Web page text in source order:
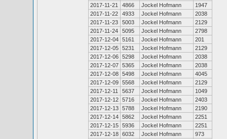
2017-11-21
4866 Jockel Hofmann
1947
2017-11-22
4933 Jockel Hofmann
2038
2017-11-23
5003 Jockel Hofmann
2129
2017-11-24
5095 Jockel Hofmann
2798
2017-12-04 5161 Jockel Hofmann
201
2017-12-05 5231 Jockel Hofmann
2129
2017-12-06 5298 Jockel Hofmann
2038
2017-12-07 5365 Jockel Hofmann
2038
2017-12-08 5498 Jockel Hofmann
4045
2017-12-09 5568 Jockel Hofmann
2129
2017-12-11
5637 Jockel Hofmann
1049
2017-12-12 5716 Jockel Hofmann
2403
2017-12-13 5788 Jockel Hofmann
2190
2017-12-14 5862 Jockel Hofmann
2251
2017-12-15 5936 Jockel Hofmann
2251
2017-12-18 6032 Jockel Hofmann
973